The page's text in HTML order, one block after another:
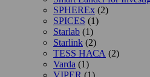
SPHEREx (2)
SPICES (1)
Starlab (1)
Starlink (2)
TESS НАСА (2)
Varda (1)
VIPER (1)